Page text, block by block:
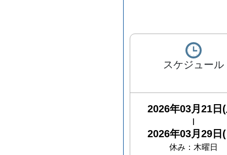
スケジュール
2026年03月21日
2026年03月29日
休み： 木曜日